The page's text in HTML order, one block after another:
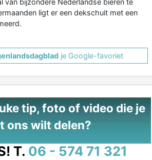
ligt er een dekschuit met een
je Google-favoriet
tip, foto of video die je
ons wilt delen?
T. 06 - 574 71 321